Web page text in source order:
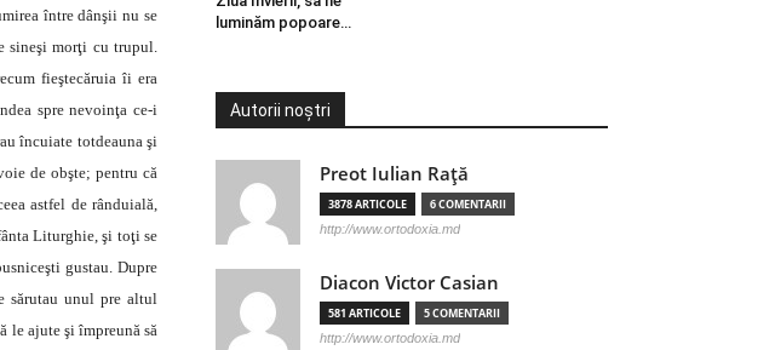
între dânşii nu se
sineşi morţi cu trupul.
fieştecăruia îi era
spre nevoinţa ce-i
încuiate totdeauna şi
de obşte; pentru că
astfel de rânduială,
Liturghie, şi toţi se
gustau. Dupre
sărutau unul pre altul
le ajute şi împreună să
luminăm popoare…
Autorii noștri
Preot Iulian Raţă
3878 ARTICOLE 6 COMENTARII
http://www.ortodoxia.md
Diacon Victor Casian
581 ARTICOLE 5 COMENTARII
http://www.ortodoxia.md